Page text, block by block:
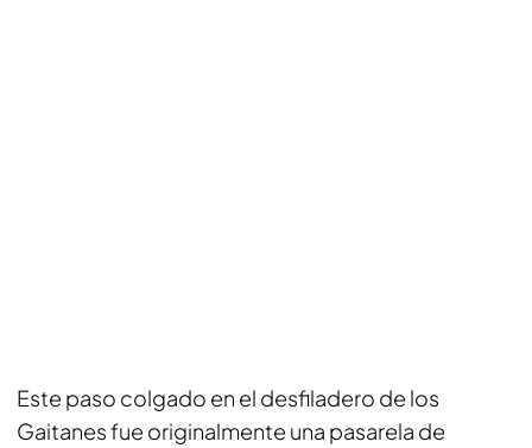
Este paso colgado en el desfiladero de los
Gaitanes fue originalmente una pasarela de